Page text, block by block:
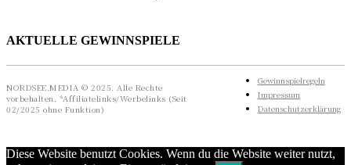
AKTUELLE GEWINNSPIELE
NORDSEE.MEDIA © 2025. Alle Rechte
vorbehalten. *Affiliatelinks/Werbelinks (Seit
02/2025 ohne Funktion)
Gewinnspielregeln
Impressum
Datenschutzerklärung
Diese Website benutzt Cookies. Wenn du die Website weiter nutzt,